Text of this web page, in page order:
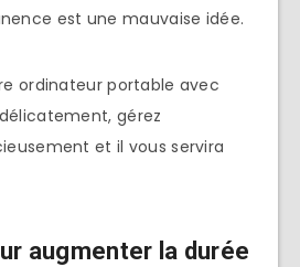
est une mauvaise idée.
ordinateur portable avec
gérez
et il vous servira
augmenter la durée